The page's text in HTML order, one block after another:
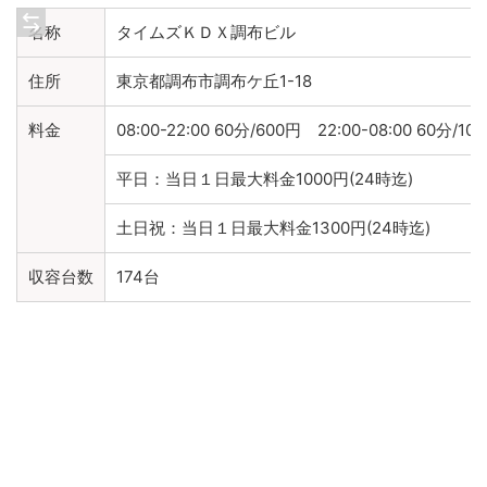
名称 タイムズＫＤＸ調布ビル
住所 東京都調布市調布ケ丘1-18
料金 08:00-22:00 60分/600円 22:00-08:00 60分/100
平日：当日１日最大料金1000円(24時迄)
土日祝：当日１日最大料金1300円(24時迄)
収容台数 174台